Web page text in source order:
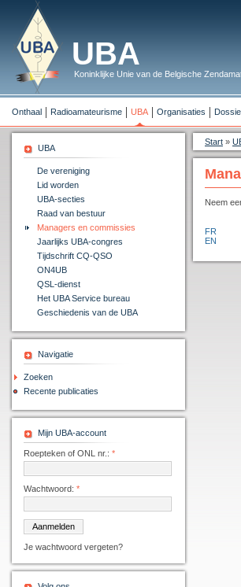
UBA
Koninklijke Unie van de Belgische
Onthaal Radioamateurisme UBA Organisaties
UBA
De vereniging
Lid worden
UBA-secties
Raad van bestuur
Managers en commissies
Jaarlijks UBA-congres
Tijdschrift CQ-QSO
ON4UB
QSL-dienst
Het UBA Service bureau
Geschiedenis van de UBA
Navigatie
Zoeken
Recente publicaties
Mijn UBA-account
Roepteken of ONL nr.: *
Wachtwoord: *
Je wachtwoord vergeten?
Start »
Neem
FR
EN